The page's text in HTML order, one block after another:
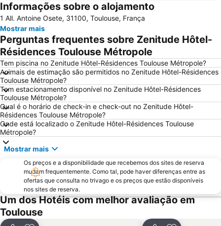
Place du Capitole
Latin
Informações sobre o alojamento
1 All. Antoine Osete, 31100, Toulouse, França
Mostrar mais
Perguntas frequentes sobre Zenitude Hôtel-
Résidences Toulouse Métropole
Tem piscina no Zenitude Hôtel-Résidences Toulouse Métropole?
Animais de estimação são permitidos no Zenitude Hôtel-Résidences
Toulouse Métropole?
Tem estacionamento disponível no Zenitude Hôtel-Résidences
Toulouse Métropole?
Qual é o horário de check-in e check-out no Zenitude Hôtel-
Résidences Toulouse Métropole?
Onde está localizado o Zenitude Hôtel-Résidences Toulouse
Métropole?
Mostrar mais
Os preços e a disponibilidade que recebemos dos sites de reserva
mudam frequentemente. Como tal, pode haver diferenças entre as
ofertas que consulta no trivago e os preços que estão disponíveis
nos sites de reserva.
Um dos Hotéis com melhor avaliação em
Toulouse